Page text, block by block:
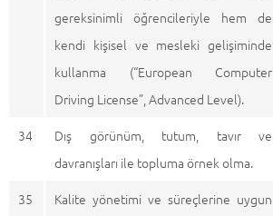
gereksinimli öğrencileriyle hem de
kendi kişisel ve mesleki gelişiminde
kullanma (“European Computer
Driving License”, Advanced Level).
34
Dış görünüm, tutum, tavır ve
davranışları ile topluma örnek olma.
35
Kalite yönetimi ve süreçlerine uygun